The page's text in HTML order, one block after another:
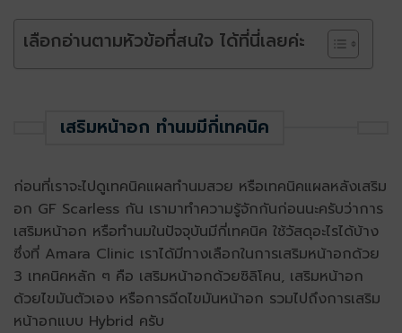
เลือกอ่านตามหัวข้อที่สนใจ ได้ที่นี่เลยค่ะ
เสริมหน้าอก ทำนมมีกี่เทคนิค
ก่อนที่เราจะไปดูเทคนิคแผลทำนมสวย หรือเทคนิคแผลหลังเสริม
อก GF Scarless กัน เรามาทำความรู้จักกันก่อนนะครับว่าการ
เสริมหน้าอก หรือทำนมในปัจจุบันมีกี่เทคนิค ใช้วัสดุอะไรได้บ้าง
ซึ่งที่ Amara Clinic เราได้มีทางเลือกในการเสริมหน้าอกด้วย
3 เทคนิคหลัก ๆ คือ เสริมหน้าอกด้วยซิลิโคน, เสริมหน้าอก
ด้วยไขมันตัวเอง หรือการฉีดไขมันหน้าอก รวมไปถึงการเสริม
หน้าอกแบบ Hybrid ครับ